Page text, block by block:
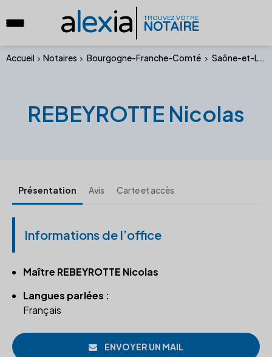
alexia TROUVEZ VOTRE
NOTAIRE
Accueil Notaires Bourgogne-Franche-Comté Saône-et-Loire
REBEYROTTE Nicolas
Présentation Avis Carte et accès
Informations de l’office
Maître REBEYROTTE Nicolas
Langues parlées :
Français
ENVOYER UN MAIL